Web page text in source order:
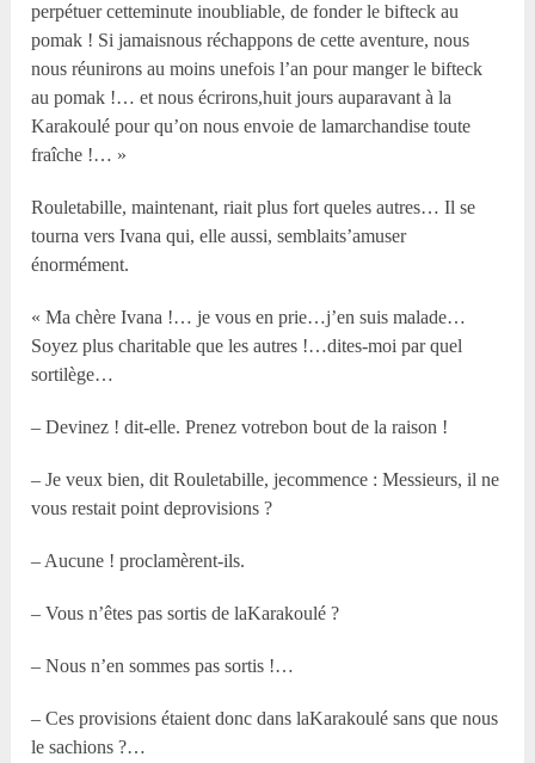
perpétuer cetteminute inoubliable, de fonder le bifteck au
pomak ! Si jamaisnous réchappons de cette aventure, nous
nous réunirons au moins unefois l’an pour manger le bifteck
au pomak !… et nous écrirons,huit jours auparavant à la
Karakoulé pour qu’on nous envoie de lamarchandise toute
fraîche !… »
Rouletabille, maintenant, riait plus fort queles autres… Il se
tourna vers Ivana qui, elle aussi, semblaits’amuser
énormément.
« Ma chère Ivana !… je vous en prie…j’en suis malade…
Soyez plus charitable que les autres !…dites-moi par quel
sortilège…
– Devinez ! dit-elle. Prenez votrebon bout de la raison !
– Je veux bien, dit Rouletabille, jecommence : Messieurs, il ne
vous restait point deprovisions ?
– Aucune ! proclamèrent-ils.
– Vous n’êtes pas sortis de laKarakoulé ?
– Nous n’en sommes pas sortis !…
– Ces provisions étaient donc dans laKarakoulé sans que nous
le sachions ?…